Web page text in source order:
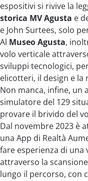
espositivi si rivive la
storica MV Agusta e
e John Surtees, solo
Al Museo Agusta,
volo verticale
sviluppi tecnologici,
elicotteri, il design e la
Non manca, infine, un
simulatore del 129
provare il brivido del
Dal novembre 2023 è
una App di Realtà
fare esperienza di
attraverso la
lungo il percorso, con